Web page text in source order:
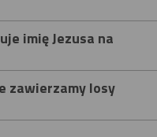
imię Jezusa na
zawierzamy losy